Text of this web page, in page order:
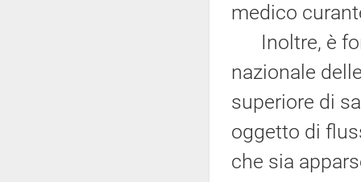
medico
Inoltre, è
nazionale
superiore di
oggetto di
che sia